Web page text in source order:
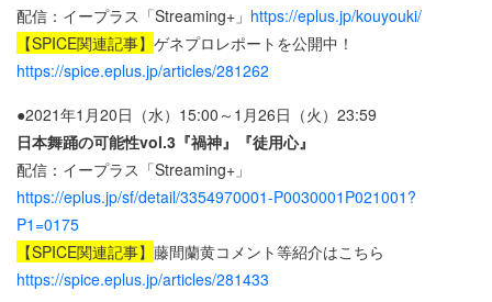
配信：イープラス「Streaming+」 https://eplus.jp/kouyouki/
【SPICE関連記事】 ゲネプロレポートを公開中！
https://spice.eplus.jp/articles/281262
●2021年1月20日（水）15:00～1月26日（火）23:59
日本舞踊の可能性vol.3『禍神』『徒用心』
配信：イープラス「Streaming+」
https://eplus.jp/sf/detail/3354970001-P0030001P021001?
P1=0175
【SPICE関連記事】 藤間蘭黄コメント等紹介はこちら
https://spice.eplus.jp/articles/281433